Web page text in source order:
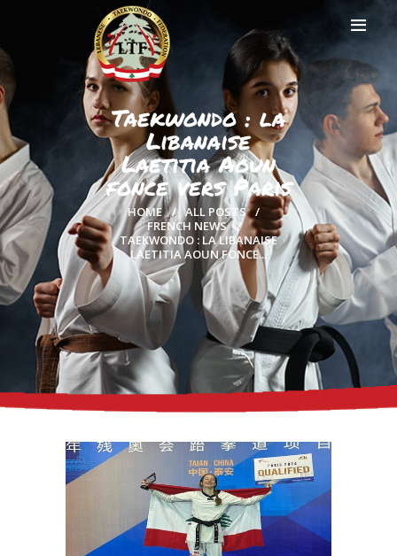
Taekwondo : la
Libanaise
Laetitia Aoun
fonce vers Paris
HOME
ALL POSTS
FRENCH NEWS
TAEKWONDO : LA LIBANAISE
LAETITIA AOUN FONCE...
HOME
PROFILE
CLUBS
IN THE MEDIA
EVENTS
CONTACTS